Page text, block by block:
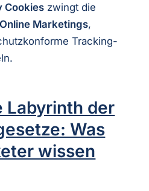
Cookies zwingt die
Online Marketings,
Tracking-
Labyrinth der
Was
wissen